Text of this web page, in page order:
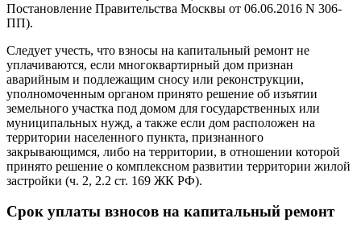
Постановление Правительства Москвы от 06.06.2016 N 306-
ПП).
Следует учесть, что взносы на капитальный ремонт не
уплачиваются, если многоквартирный дом признан
аварийным и подлежащим сносу или реконструкции,
уполномоченным органом принято решение об изъятии
земельного участка под домом для государственных или
муниципальных нужд, а также если дом расположен на
территории населенного пункта, признанного
закрывающимся, либо на территории, в отношении которой
принято решение о комплексном развитии территории жилой
застройки (ч. 2, 2.2 ст. 169 ЖК РФ).
Срок уплаты взносов на капитальный ремонт